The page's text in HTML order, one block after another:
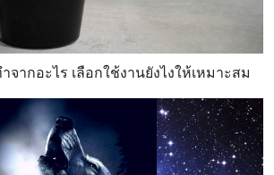
จากอะไร เลือกใช้งานยังไงให้เหมาะสม